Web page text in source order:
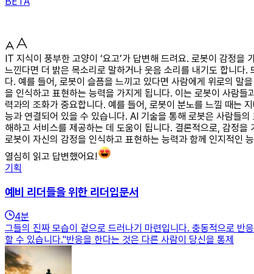
IT 지식이 풍부한 고양이 ‘요고’가 답변해 드려요. 로봇이 감정
느낀다면 더 밝은 목소리로 말하거나 웃음 소리를 내기도 합니다
다. 예를 들어, 로봇이 슬픔을 느끼고 있다면 사람에게 위로의 말
을 인식하고 표현하는 능력을 가지게 됩니다. 이는 로봇이 사람
력과의 조화가 중요합니다. 예를 들어, 로봇이 분노를 느낄 때는
능과 연결되어 있을 수 있습니다. AI 기술을 통해 로봇은 사람들
해하고 서비스를 제공하는 데 도움이 됩니다. 결론적으로, 감정
로봇이 자신의 감정을 인식하고 표현하는 능력과 함께 인지적인
열심히 읽고 답변했어요!
기획
예비 리더들을 위한 리더입문서
4분
그들의 진짜 모습이 겉으로 드러나기 마련입니다. 충동적으로 반
할 수 있습니다."반응을 한다는 것은 다른 사람이 당신을 통제